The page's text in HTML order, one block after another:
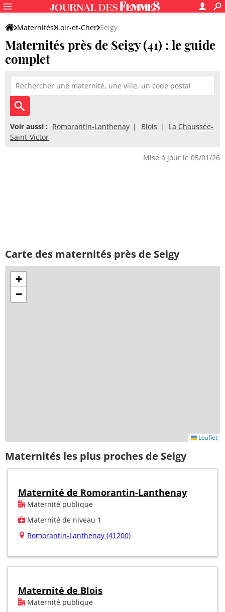
Maternités Loir-et-Cher Seigy
Maternités près de Seigy (41) : le guide
complet
Voir aussi : Romorantin-Lanthenay Blois
La Chaussée-
Saint-Victor
Mise à jour le 05/01/26
Carte des maternités près de Seigy
+
−
Leaflet
Maternités les plus proches de Seigy
Maternité de Romorantin-Lanthenay
Maternité publique
Maternité de niveau 1
Romorantin-Lanthenay (41200)
Maternité de Blois
Maternité publique